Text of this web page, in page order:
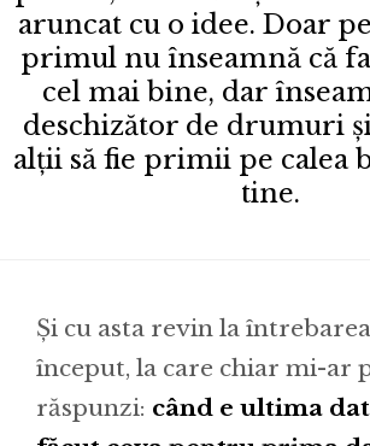
aruncat cu o idee. Doar
primul nu înseamnă că
cel mai bine, dar
deschizător de drumuri
alții să fie primii pe calea
tine.
Și cu asta revin la
început, la care chiar mi-ar
răspunzi: când e ultima